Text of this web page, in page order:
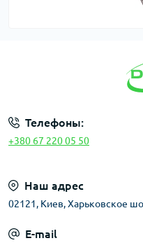
Телефоны:
+380 67 220 05 50
Наш адрес
02121, Киев, Харьковское
E-mail